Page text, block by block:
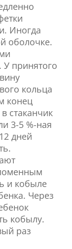
Иногда
оболочке.
принятого
кольца
конец
стаканчик
3-5 %-ная
дней
и кобыле
Через
кобылу.
раз